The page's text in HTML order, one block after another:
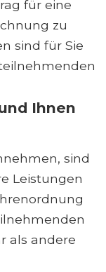
für eine
zu
sind für Sie
Ihnen
sind
Leistungen
als andere